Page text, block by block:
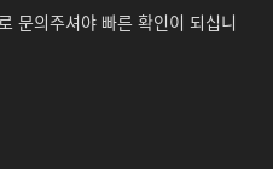
문의주셔야 빠른 확인이 되십니